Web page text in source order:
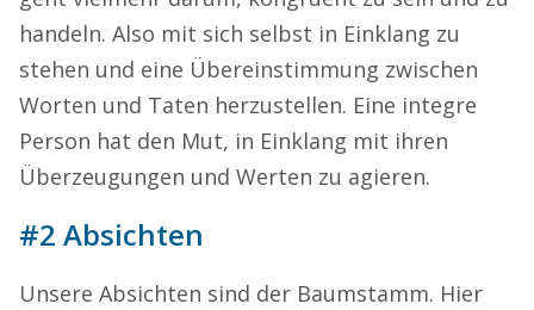
handeln. Also mit sich selbst in Einklang zu
stehen und eine Übereinstimmung zwischen
Worten und Taten herzustellen. Eine integre
Person hat den Mut, in Einklang mit ihren
Überzeugungen und Werten zu agieren.
#2 Absichten
Unsere Absichten sind der Baumstamm. Hier